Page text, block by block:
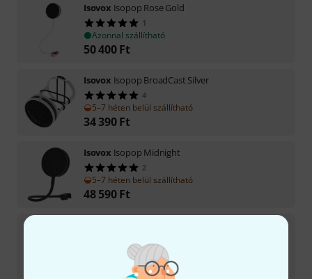
Isovox Isopop Rose Gold
1
Azonnal szállítható
50 400 Ft
Isovox Isopop BroadCast Silver
4
5–7 héten belül szállítható
34 390 Ft
Isovox Isopop Midnight
2
5–7 héten belül szállítható
48 590 Ft
5–7 héten belül szállítható